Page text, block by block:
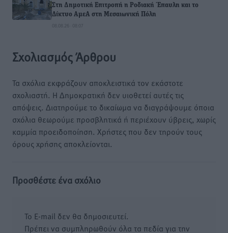
Στη Δημοτική Επιτροπή η Ροδιακή Έπαυλη και το
Δίκτυο ΑμεΑ στη Μεσαιωνική Πόλη
08.08.26 · 08:07
Σχολιασμός Άρθρου
Τα σχόλια εκφράζουν αποκλειστικά τον εκάστοτε
σχολιαστή. Η Δημοκρατική δεν υιοθετεί αυτές τις
απόψεις. Διατηρούμε το δικαίωμα να διαγράψουμε όποια
σχόλια θεωρούμε προσβλητικά ή περιέχουν ύβρεις, χωρίς
καμμία προειδοποίηση. Χρήστες που δεν τηρούν τους
όρους χρήσης αποκλείονται.
Προσθέστε ένα σχόλιο
Το E-mail δεν θα δημοσιευτεί.
Πρέπει να συμπληρωθούν όλα τα πεδία για την